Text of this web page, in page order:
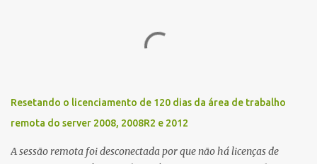
para baixar totalmente de graça se sem custos o RESET EPSON XP
podem detectar também. Eu mesmo usei e acusou como vírus,
Resetando o licenciamento de 120 dias da área de trabalho
remota do server 2008, 2008R2 e 2012
A sessão remota foi desconectada por que não há licenças de